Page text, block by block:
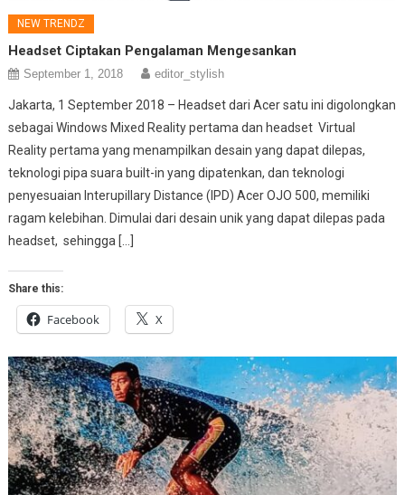
NEW TRENDZ
Headset Ciptakan Pengalaman Mengesankan
September 1, 2018 editor_stylish
Jakarta, 1 September 2018 – Headset dari Acer satu ini digolongkan
sebagai Windows Mixed Reality pertama dan headset Virtual
Reality pertama yang menampilkan desain yang dapat dilepas,
teknologi pipa suara built-in yang dipatenkan, dan teknologi
penyesuaian Interupillary Distance (IPD) Acer OJO 500, memiliki
ragam kelebihan. Dimulai dari desain unik yang dapat dilepas pada
headset, sehingga […]
Share this:
Facebook X